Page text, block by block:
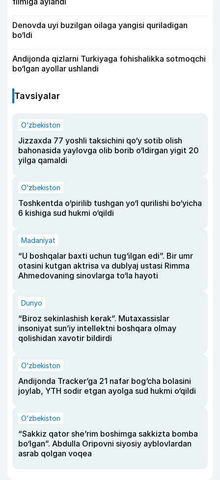
Denovda uyi buzilgan oilaga yangisi quriladigan
bo‘ldi
Andijonda qizlarni Turkiyaga fohishalikka sotmoqchi
bo‘lgan ayollar ushlandi
Tavsiyalar
O‘zbekiston
Jizzaxda 77 yoshli taksichini qo‘y sotib olish
bahonasida yaylovga olib borib o‘ldirgan yigit 20
yilga qamaldi
O‘zbekiston
Toshkentda o‘pirilib tushgan yo‘l qurilishi bo‘yicha
6 kishiga sud hukmi o‘qildi
Madaniyat
“U boshqalar baxti uchun tug‘ilgan edi”. Bir umr
otasini kutgan aktrisa va dublyaj ustasi Rimma
Ahmedovaning sinovlarga to‘la hayoti
Dunyo
“Biroz sekinlashish kerak”. Mutaxassislar
insoniyat sun’iy intellektni boshqara olmay
qolishidan xavotir bildirdi
O‘zbekiston
Andijonda Tracker’ga 21 nafar bog‘cha bolasini
joylab, YTH sodir etgan ayolga sud hukmi o‘qildi
O‘zbekiston
“Sakkiz qator she’rim boshimga sakkizta bomba
bo‘lgan”. Abdulla Oripovni siyosiy ayblovlardan
asrab qolgan voqea